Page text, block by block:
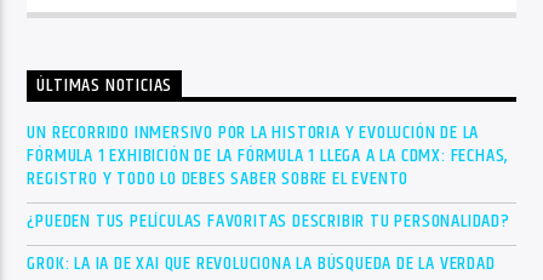
ÚLTIMAS NOTICIAS
UN RECORRIDO INMERSIVO POR LA HISTORIA Y EVOLUCIÓN DE LA
FÓRMULA 1 EXHIBICIÓN DE LA FÓRMULA 1 LLEGA A LA CDMX: FECHAS,
REGISTRO Y TODO LO DEBES SABER SOBRE EL EVENTO
¿PUEDEN TUS PELÍCULAS FAVORITAS DESCRIBIR TU PERSONALIDAD?
GROK: LA IA DE XAI QUE REVOLUCIONA LA BÚSQUEDA DE LA VERDAD